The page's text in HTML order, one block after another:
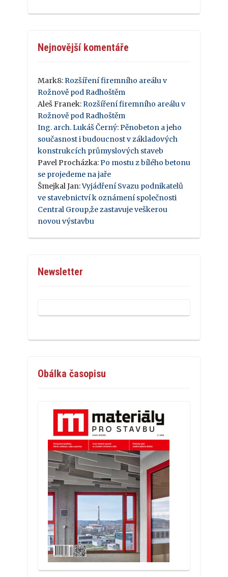
Nejnovější komentáře
Mark8: Rozšíření firemního areálu v
Rožnově pod Radhoštěm
Aleš Franek: Rozšíření firemního areálu v
Rožnově pod Radhoštěm
Ing. arch. Lukáš Černý: Pěnobeton a jeho
současnost i budoucnost v základových
konstrukcích průmyslových staveb
Pavel Procházka: Po mostu z bílého betonu
se projedeme na jaře
Šmejkal Jan:Vyjádření Svazu podnikatelů
ve stavebnictví k oznámení společnosti
Central Group,že zastavuje veškerou
novou výstavbu
Newsletter
Obálka časopisu